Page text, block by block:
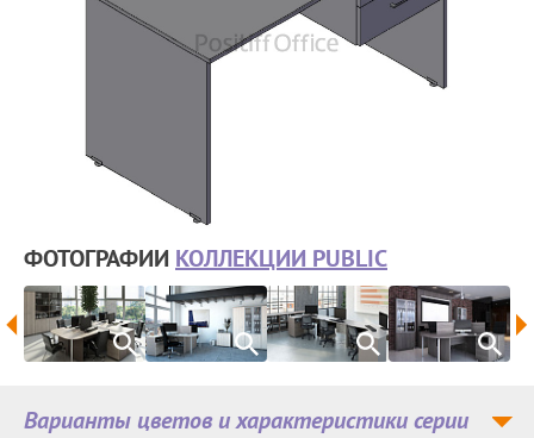
ФОТОГРАФИИ КОЛЛЕКЦИИ PUBLIC
Варианты цветов и характеристики серии